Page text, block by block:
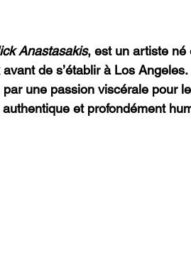
Anastasakis, est un artiste né
avant de s’établir à Los
une passion viscérale pour
et profondément